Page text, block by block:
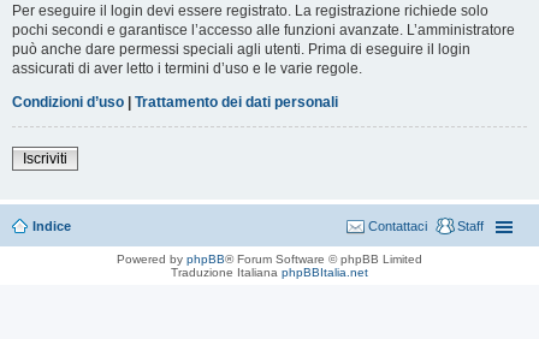
Per eseguire il login devi essere registrato. La registrazione richiede solo
pochi secondi e garantisce l’accesso alle funzioni avanzate. L’amministratore
può anche dare permessi speciali agli utenti. Prima di eseguire il login
assicurati di aver letto i termini d’uso e le varie regole.
Condizioni d’uso | Trattamento dei dati personali
Iscriviti
Indice Staff
Contattaci
Powered by phpBB® Forum Software © phpBB Limited
Traduzione Italiana phpBBItalia.net